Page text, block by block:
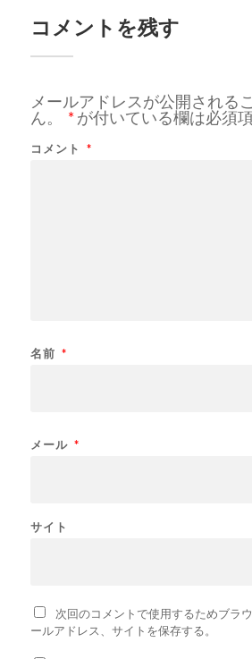
コメントを残す
メールアドレスが公開される
ん。
*が付いている欄は必須
コメント *
名前 *
メール *
サイト
次回のコメントで使用するためブラ
ールアドレス、サイトを保存する。